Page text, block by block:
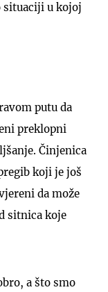
situaciji u kojoj
putu da
preklopni
Činjenica
koji je još
da može
sitnica koje
a što smo